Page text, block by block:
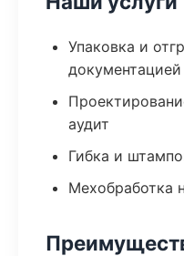
Упаковка и
документацией
аудит
Гибка и
Мехобработка